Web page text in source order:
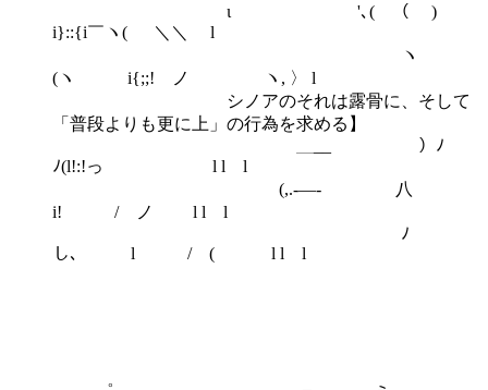
ι '､( （ )
i}::{i￣ヽ( ＼＼ l
ヽ
(ヽ i{;;! ノ ヽ, 〉 l
シノアのそれは露骨に、そして
「普段よりも更に上」の行為を求める】
＿__ ）ﾉ
ﾉ(l!:!っ l l l
(,.-―‐ 八
i! / ノ l l l
ﾉ
し､ l / ( l l l